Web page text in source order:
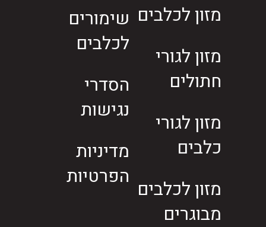
מזון לכלבים
מזון לגורי
חתולים
מזון לגורי
כלבים
מזון לכלבים
מבוגרים
שימורים
לכלבים
הסדרי
נגישות
מדיניות
הפרטיות